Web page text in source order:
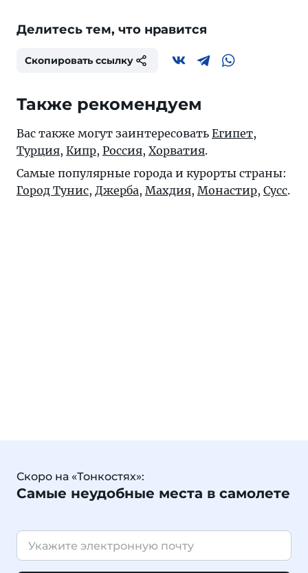
Делитесь тем, что нравится
Скопировать ссылку
Также рекомендуем
Вас также могут заинтересовать Египет,
Турция, Кипр, Россия, Хорватия.
Самые популярные города и курорты страны:
Город Тунис, Джерба, Махдия, Монастир, Сусс.
Скоро на «Тонкостях»:
Самые неудобные места в самолете